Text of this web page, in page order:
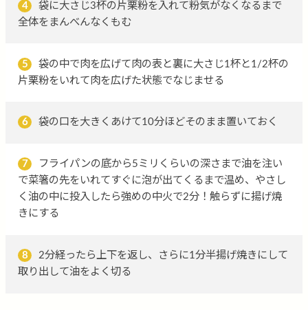
4
袋に大さじ3杯の片栗粉を入れて粉気がなくなるまで
全体をまんべんなくもむ
5
袋の中で肉を広げて肉の表と裏に大さじ1杯と1/2杯の
片栗粉をいれて肉を広げた状態でなじませる
6 袋の口を大きくあけて10分ほどそのまま置いておく
7
フライパンの底から5ミリくらいの深さまで油を注い
で菜箸の先をいれてすぐに泡が出てくるまで温め、やさし
く油の中に投入したら強めの中火で2分！触らずに揚げ焼
きにする
8
2分経ったら上下を返し、さらに1分半揚げ焼きにして
取り出して油をよく切る